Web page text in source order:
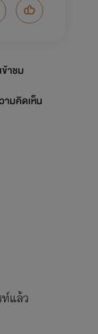
เข้าชม
ามคิดเห็น
แล้ว